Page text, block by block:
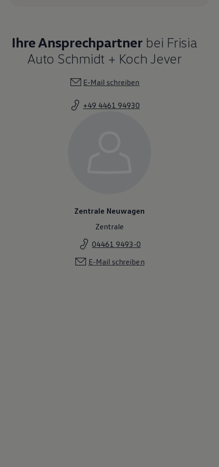
Ihre Ansprechpartnerbei Frisia
Auto Schmidt + Koch Jever
E-Mail schreiben
+49 4461 94930
Zentrale Neuwagen
Zentrale
04461 9493-0
E-Mail schreiben